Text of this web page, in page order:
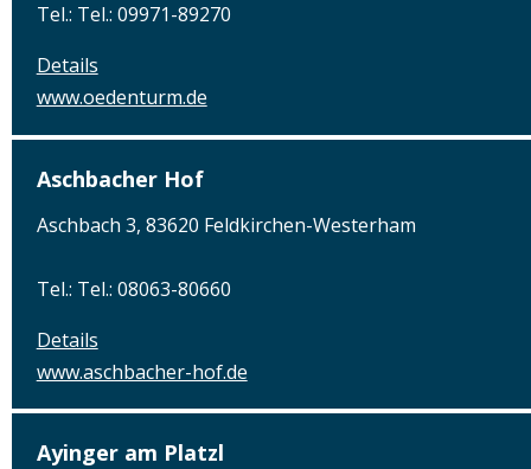
Tel.: Tel.: 09971-89270
Details
www.oedenturm.de
Aschbacher Hof
Aschbach 3, 83620 Feldkirchen-Westerham
Tel.: Tel.: 08063-80660
Details
www.aschbacher-hof.de
Ayinger am Platzl